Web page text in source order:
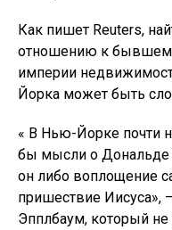
Как пишет Reuters,
отношению к
империи
Йорка может быть
« В Нью-Йорке почти
бы мысли о Дональде
он либо воплощение
пришествие Иисуса»,
Эпплбаум, который не